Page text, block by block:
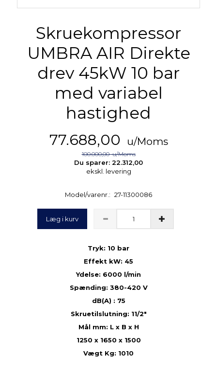
Skruekompressor
UMBRA AIR Direkte
drev 45kW 10 bar
med variabel
hastighed
77.688,00 u/Moms
100.000,00u/Moms
Du sparer: 22.312,00
ekskl. levering
Model/varenr.: 27-11300086
Læg i kurv
Tryk: 10 bar
Effekt kW: 45
Ydelse: 6000 l/min
Spænding: 380-420 V
dB(A) : 75
Skruetilslutning: 11/2"
Mål mm: L x B x H
1250 x 1650 x 1500
Vægt Kg: 1010